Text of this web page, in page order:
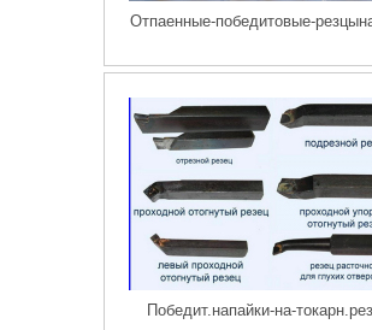
Отпаенные-победитовые-
Победит.напайки-на-